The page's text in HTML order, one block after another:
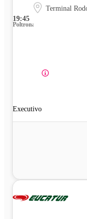
19:45
Terminal
Poltrona
Executivo